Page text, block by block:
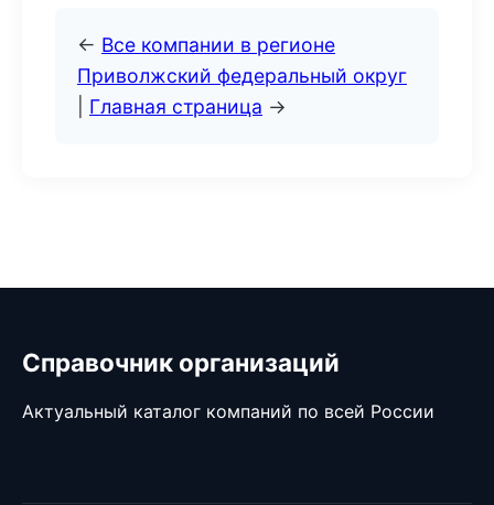
← Все компании в регионе
Приволжский федеральный округ
Главная страница →
Справочник организаций
Актуальный каталог компаний по всей России